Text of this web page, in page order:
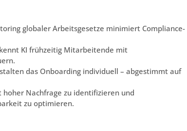
globaler Arbeitsgesetze minimiert Compliance-
KI frühzeitig Mitarbeitende mit
das Onboarding individuell – abgestimmt auf
Nachfrage zu identifizieren und
zu optimieren.